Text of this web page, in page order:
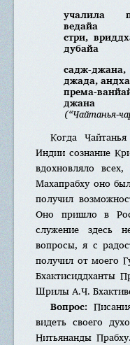
учалила
ведайа
стри,
дубайа
садж-
джада,
према-
джана
(“Чайтанья-
Когда
Индии сознание
вдохновляло
Махапрабху оно
получил
Оно пришло в
служение здесь
вопросы, я с
получил от моего
Бхактисиддханты
Шрилы А.Ч.
Вопрос:
видеть своего
Нитьянанды